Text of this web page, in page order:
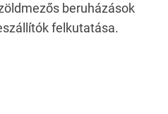
beruházások
felkutatása.